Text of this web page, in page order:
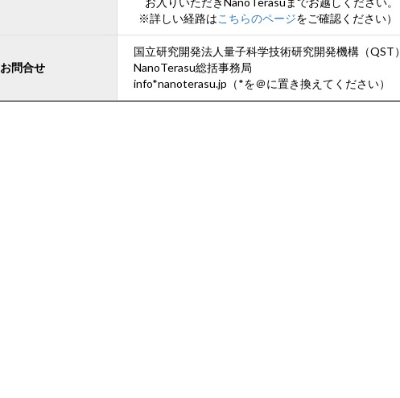
※詳しい経路はこちらのページをご確認ください）
お問合せ
国立研究開発法人量子科学技術研究開発機構（QST）
NanoTerasu総括事務局
info*nanoterasu.jp（*を＠に置き換えてください）